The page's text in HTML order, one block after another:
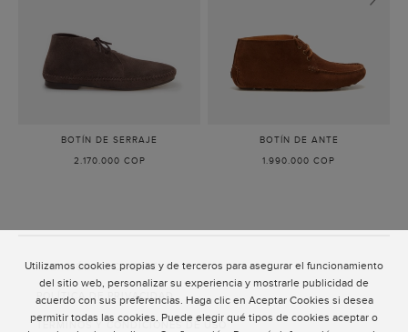
Utilizamos cookies propias y de terceros para asegurar el funcionamiento
del sitio web, personalizar su experiencia y mostrarle publicidad de
acuerdo con sus preferencias. Haga clic en Aceptar Cookies si desea
permitir todas las cookies. Puede elegir qué tipos de cookies aceptar o
BOTÍN DE SERRAJE
2.170.000 COP
BOTÍN DE ANTE
1.990.000 COP
ATENCIÓN AL CLIENTE
POLÍTICA DE PRIVACIDAD
TÉRMINOS Y CONDICIONES DE USO